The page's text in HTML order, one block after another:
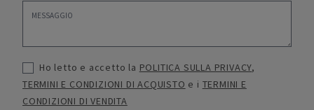
Ho letto e accetto la POLITICA SULLA PRIVACY,
TERMINI E CONDIZIONI DI ACQUISTO e i TERMINI E
CONDIZIONI DI VENDITA